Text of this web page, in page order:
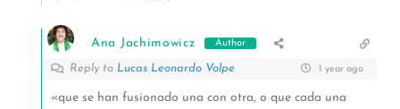
Ana Jachimowicz Author
Reply to Lucas Leonardo Volpe 1 year ago
«que se han fusionado una con otra, o que cada una